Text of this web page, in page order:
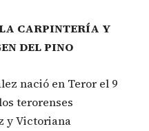
CARPINTERÍA Y
DEL PINO
nació en Teror el 9
terorenses
y Victoriana